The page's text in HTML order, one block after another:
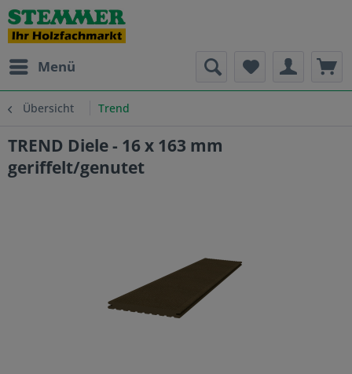
Menü
Übersicht Trend
TREND Diele - 16 x 163 mm
geriffelt/genutet